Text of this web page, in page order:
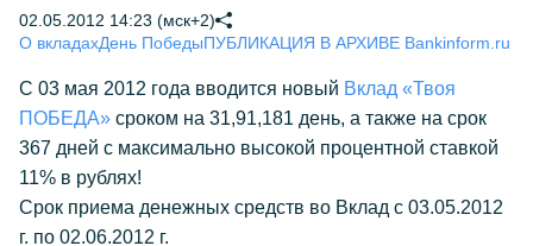
02.05.2012 14:23 (мск+2)
О вкладахДень ПобедыПУБЛИКАЦИЯ В АРХИВЕ Bankinform.ru
С 03 мая 2012 года вводится новый Вклад «Твоя
ПОБЕДА» сроком на 31,91,181 день, а также на срок
367 дней с максимально высокой процентной ставкой
11% в рублях!
Срок приема денежных средств во Вклад с 03.05.2012
г. по 02.06.2012 г.